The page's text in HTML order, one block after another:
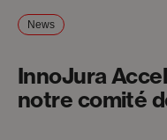
News
InnoJura
notre comité